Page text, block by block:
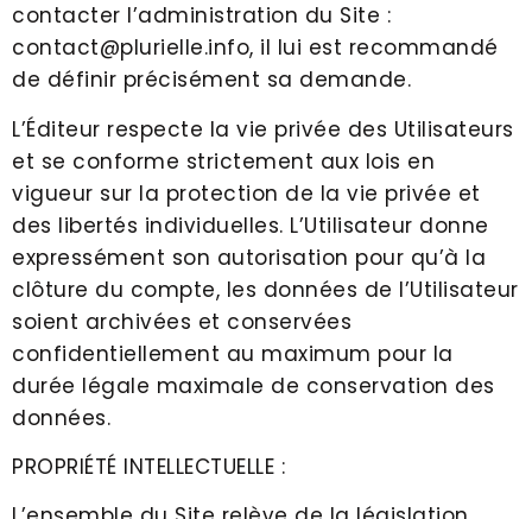
contacter l’administration du Site :
contact@plurielle.info, il lui est recommandé
de définir précisément sa demande.
L’Éditeur respecte la vie privée des Utilisateurs
et se conforme strictement aux lois en
vigueur sur la protection de la vie privée et
des libertés individuelles. L’Utilisateur donne
expressément son autorisation pour qu’à la
clôture du compte, les données de l’Utilisateur
soient archivées et conservées
confidentiellement au maximum pour la
durée légale maximale de conservation des
données.
PROPRIÉTÉ INTELLECTUELLE :